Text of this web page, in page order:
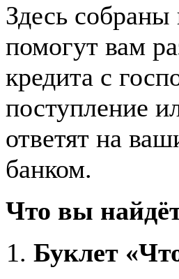
Здесь
помогут вам
кредита с
поступление
ответят на
банком.
Что вы
Буклет